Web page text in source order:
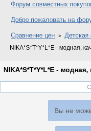
Форум совместных
Добро пожаловать на
Сравнение цен
NIKA*S*T*Y*L*E - модная,
NIKA*S*T*Y*L*E -
Вы не